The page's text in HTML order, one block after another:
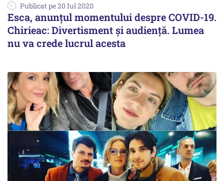
Publicat pe 20 Iul 2020
Esca, anunțul momentului despre COVID-19.
Chirieac: Divertisment și audiență. Lumea
nu va crede lucrul acesta